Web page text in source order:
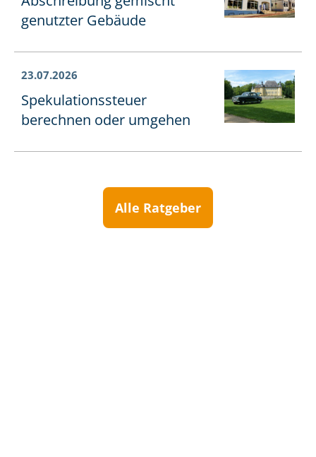
genutzter Gebäude
23.07.2026
Spe­ku­la­ti­ons­steu­er
berechnen oder umgehen
Alle Ratgeber